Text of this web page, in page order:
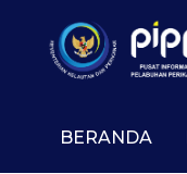
BERANDA